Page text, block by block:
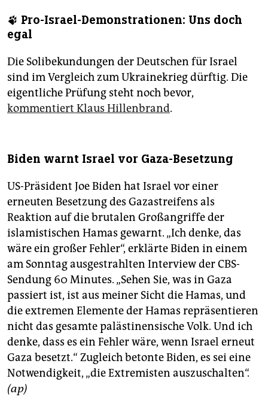
🐾 Pro-Israel-Demonstrationen: Uns doch
egal
Die Solibekundungen der Deutschen für Israel
sind im Vergleich zum Ukrainekrieg dürftig. Die
eigentliche Prüfung steht noch bevor,
kommentiert Klaus Hillenbrand.
Biden warnt Israel vor Gaza-Besetzung
US-Präsident Joe Biden hat Israel vor einer
erneuten Besetzung des Gazastreifens als
Reaktion auf die brutalen Großangriffe der
islamistischen Hamas gewarnt. „Ich denke, das
wäre ein großer Fehler“, erklärte Biden in einem
am Sonntag ausgestrahlten Interview der CBS-
Sendung 60 Minutes. „Sehen Sie, was in Gaza
passiert ist, ist aus meiner Sicht die Hamas, und
die extremen Elemente der Hamas repräsentieren
nicht das gesamte palästinensische Volk. Und ich
denke, dass es ein Fehler wäre, wenn Israel erneut
Gaza besetzt.“ Zugleich betonte Biden, es sei eine
Notwendigkeit, „die Extremisten auszuschalten“.
(ap)